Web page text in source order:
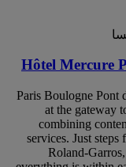
Hôtel Mercure
Paris Boulogne Pont
at the gateway
combining
services. Just
Roland-